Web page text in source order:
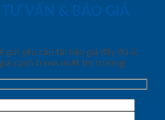
VẤN & BÁO GIÁ
gửi yêu cầu tải báo giá đầy đủ &
cạnh tranh nhất thị trường!